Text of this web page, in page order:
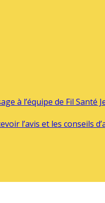
à l’équipe de Fil Santé
l’avis et les conseils